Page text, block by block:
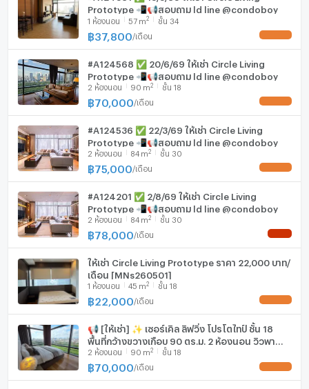
Prototype 📲📢สอบถาม ld line @condoboy
1 ห้องนอน 57 m2 ชั้น 34
฿37,800 /เดือน
#A124568 ✅ 20/6/69 ให้เช่า Circle Living
Prototype 📲📢สอบถาม ld line @condoboy
2 ห้องนอน 90 m2 ชั้น 18
฿70,000 /เดือน
#A124536 ✅ 22/3/69 ให้เช่า Circle Living
Prototype 📲📢สอบถาม ld line @condoboy
2 ห้องนอน 84 m2 ชั้น 30
฿75,000 /เดือน
#A124201 ✅ 2/8/69 ให้เช่า Circle Living
Prototype 📲📢สอบถาม ld line @condoboy
2 ห้องนอน 84 m2 ชั้น 30
฿78,000 /เดือน
ให้เช่า Circle Living Prototype ราคา 22,000 บาท/
เดือน [MNs260501]
1 ห้องนอน 45 m2 ชั้น 18
฿22,000 /เดือน
📢 [ให้เช่า] ✨ เซอร์เคิล ลิฟวิ่ง โปรโตไทป์ ชั้น 18
พื้นที่กว้างขวางเกือบ 90 ตร.ม. 2 ห้องนอน วิวพา
โนรามา ใกล้ MRT เพชรบุรี & ARL มักกะสัน
2 ห้องนอน 90 m2 ชั้น 18
฿70,000 /เดือน